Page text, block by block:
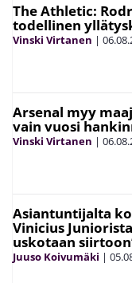
The Athletic:
todellinen
Vinski Virtanen |
Arsenal myy
vain vuosi
Vinski Virtanen |
Asiantuntijalta
Vinicius
uskotaan
Juuso Koivumäki |